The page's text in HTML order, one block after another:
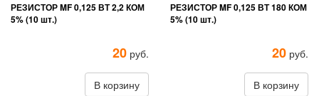
РЕЗИСТОР MF 0,125 ВТ 2,2 КОМ
5% (10 шт.)
20 руб.
В корзину
РЕЗИСТОР MF 0,125 ВТ 180 КОМ
5% (10 шт.)
20 руб.
В корзину